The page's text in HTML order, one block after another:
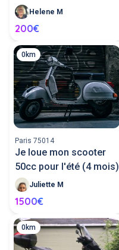
Helene M
200€
0km
Paris 75014
Je loue mon scooter
50cc pour l'été (4 mois)
Juliette M
1500€
0km